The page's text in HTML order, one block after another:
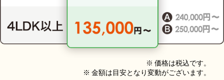
※ 価格は税込です。
※ 金額は目安となり変動がございます。